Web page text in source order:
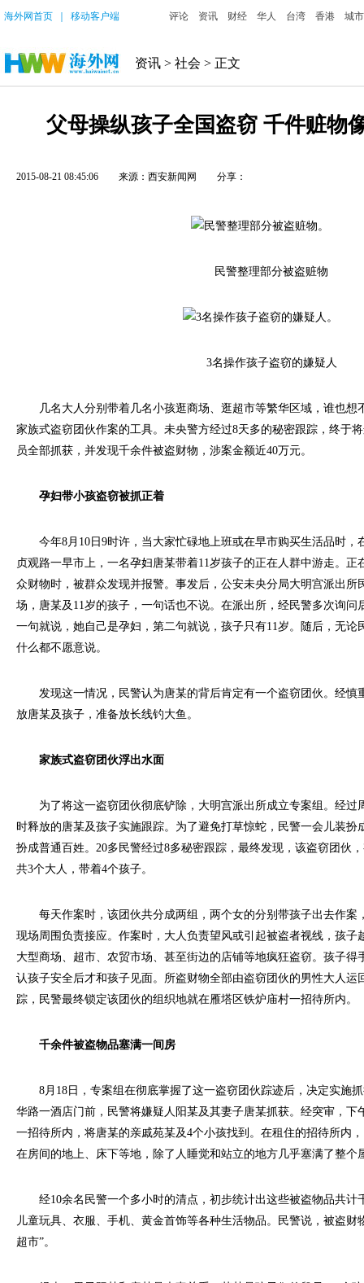
海外网首页 移动客户端 评论 资讯 财经 华人 台湾 香港 城市
资讯 > 社会 > 正文
父母操纵孩子全国盗窃 千件赃物
2015-08-21 08:45:06 来源：西安新闻网 分享：
民警整理部分被盗赃物
3名操作孩子盗窃的嫌疑人
几名大人分别带着几名小孩逛商场、逛超市等繁华区域，谁也想
家族式盗窃团伙作案的工具。未央警方经过8天多的秘密跟踪，终于
员全部抓获，并发现千余件被盗财物，涉案金额近40万元。
孕妇带小孩盗窃被抓正着
今年8月10日9时许，当大家忙碌地上班或在早市购买生活品时，
贞观路一早市上，一名孕妇唐某带着11岁孩子的正在人群中游走。正
众财物时，被群众发现并报警。事发后，公安未央分局大明宫派出所
场，唐某及11岁的孩子，一句话也不说。在派出所，经民警多次询问
一句就说，她自己是孕妇，第二句就说，孩子只有11岁。随后，无论
什么都不愿意说。
发现这一情况，民警认为唐某的背后肯定有一个盗窃团伙。经慎
放唐某及孩子，准备放长线钓大鱼。
家族式盗窃团伙浮出水面
为了将这一盗窃团伙彻底铲除，大明宫派出所成立专案组。经过
时释放的唐某及孩子实施跟踪。为了避免打草惊蛇，民警一会儿装扮
扮成普通百姓。20多民警经过8多秘密跟踪，最终发现，该盗窃团伙
共3个大人，带着4个孩子。
每天作案时，该团伙共分成两组，两个女的分别带孩子出去作案
现场周围负责接应。作案时，大人负责望风或引起被盗者视线，孩子
大型商场、超市、农贸市场、甚至街边的店铺等地疯狂盗窃。孩子得
认孩子安全后才和孩子见面。所盗财物全部由盗窃团伙的男性大人运
踪，民警最终锁定该团伙的组织地就在雁塔区铁炉庙村一招待所内。
千余件被盗物品塞满一间房
8月18日，专案组在彻底掌握了这一盗窃团伙踪迹后，决定实施抓
华路一酒店门前，民警将嫌疑人阳某及其妻子唐某抓获。经突审，下
一招待所内，将唐某的亲戚苑某及4个小孩找到。在租住的招待所内
在房间的地上、床下等地，除了人睡觉和站立的地方几乎塞满了整个
经10余名民警一个多小时的清点，初步统计出这些被盗物品共计
儿童玩具、衣服、手机、黄金首饰等各种生活物品。民警说，被盗财
超市”。